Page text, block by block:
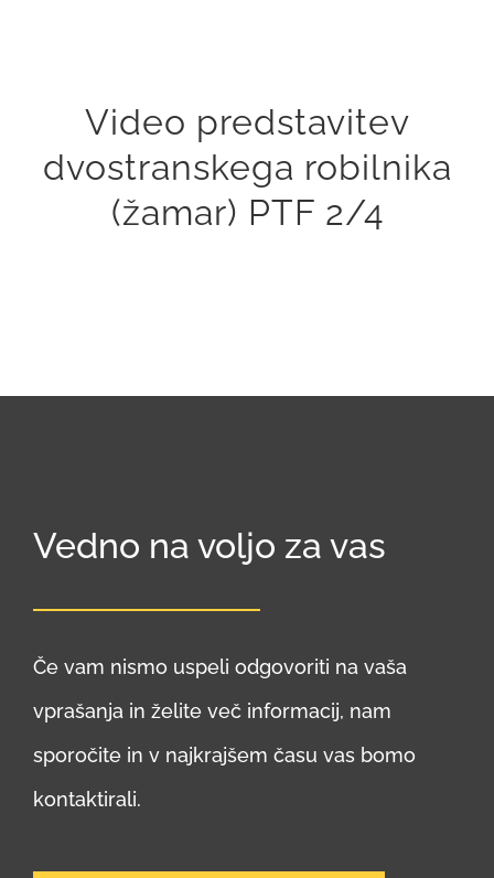
Video predstavitev
dvostranskega robilnika
(žamar) PTF 2/4
Vedno na voljo za vas
Če vam nismo uspeli odgovoriti na vaša
vprašanja in želite več informacij, nam
sporočite in v najkrajšem času vas bomo
kontaktirali.